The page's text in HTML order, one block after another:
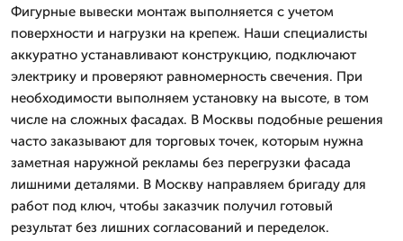
Фигурные вывески монтаж выполняется с учетом
поверхности и нагрузки на крепеж. Наши специалисты
аккуратно устанавливают конструкцию, подключают
электрику и проверяют равномерность свечения. При
необходимости выполняем установку на высоте, в том
числе на сложных фасадах. В Москвы подобные решения
часто заказывают для торговых точек, которым нужна
заметная наружной рекламы без перегрузки фасада
лишними деталями. В Москву направляем бригаду для
работ под ключ, чтобы заказчик получил готовый
результат без лишних согласований и переделок.